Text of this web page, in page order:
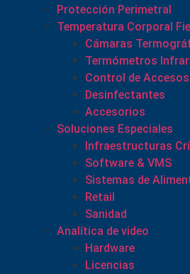
Protección Perimetral
Temperatura Corporal
Cámaras
Termómetros
Control de Accesos
Desinfectantes
Accesorios
Soluciones Especiales
Infraestructuras
Software & VMS
Sistemas de
Retail
Sanidad
Analítica de video
Hardware
Licencias